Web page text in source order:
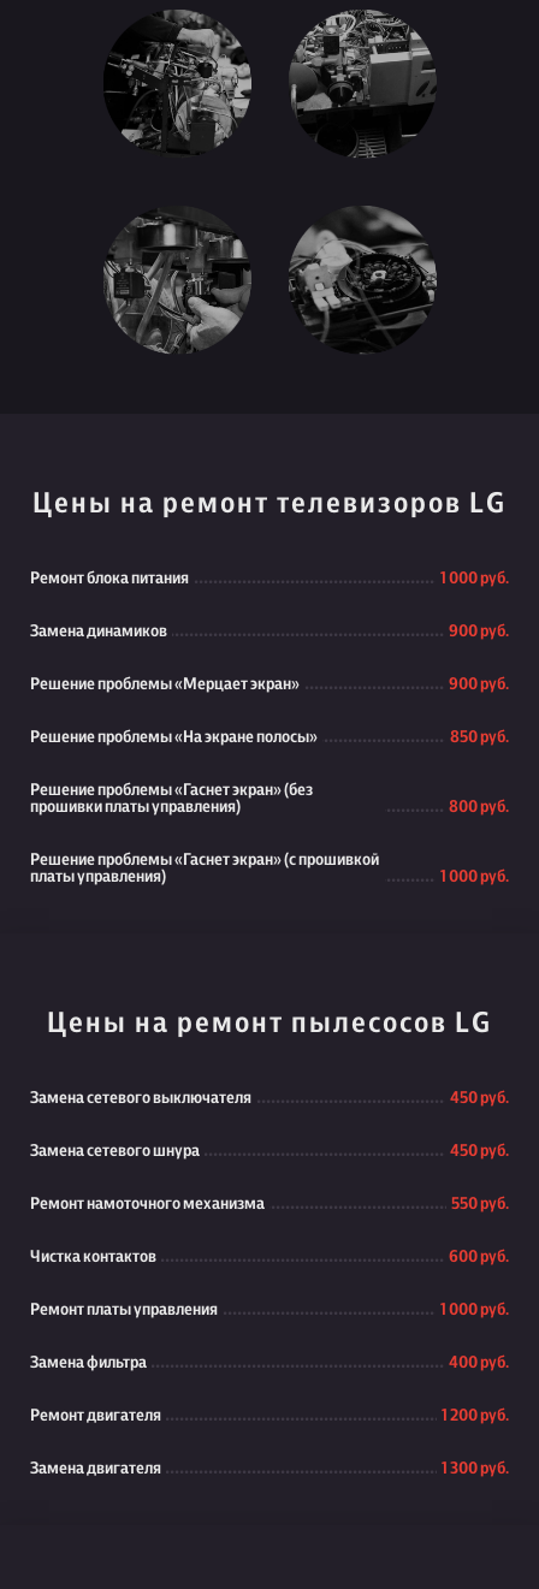
Цены на ремонт телевизоров LG
Ремонт блока питания 1 000 руб.
Замена динамиков 900 руб.
Решение проблемы «Мерцает экран» 900 руб.
Решение проблемы «На экране полосы» 850 руб.
Решение проблемы «Гаснет экран» (без
прошивки платы управления)
800 руб.
Решение проблемы «Гаснет экран» (с прошивкой
платы управления)
1 000 руб.
Цены на ремонт пылесосов LG
Замена сетевого выключателя 450 руб.
Замена сетевого шнура 450 руб.
Ремонт намоточного механизма 550 руб.
Чистка контактов 600 руб.
Ремонт платы управления 1 000 руб.
Замена фильтра 400 руб.
Ремонт двигателя 1 200 руб.
Замена двигателя 1 300 руб.